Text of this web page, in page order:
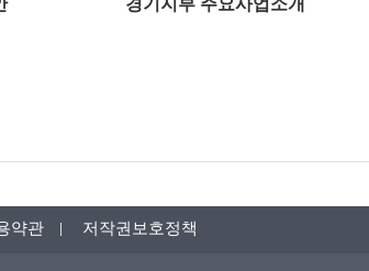
약관 저작권보호정책